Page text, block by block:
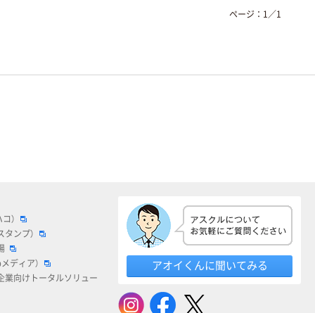
ページ： 1 ／1
）
タンプ）
ディア）
業向けトータルソリュー
アオイくんに聞いてみる